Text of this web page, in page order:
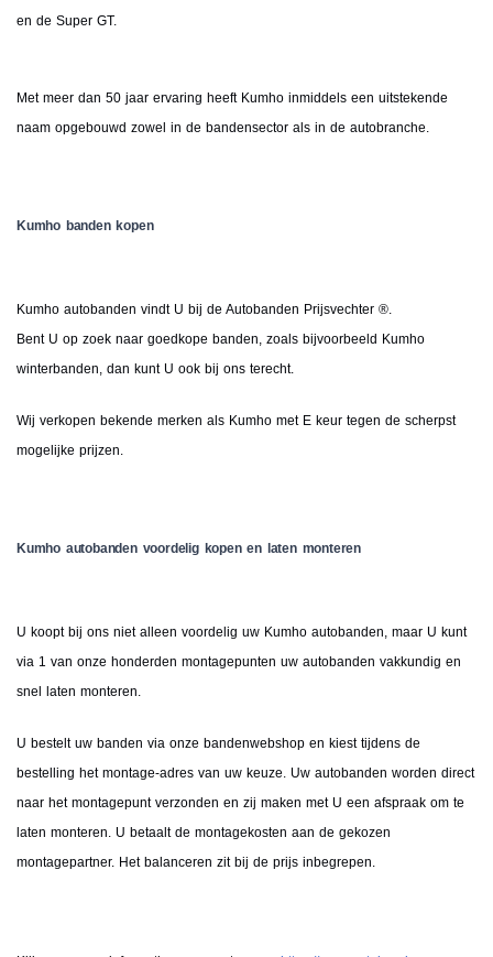
en de Super GT.
Met meer dan 50 jaar ervaring heeft Kumho inmiddels een uitstekende
naam opgebouwd zowel in de bandensector als in de autobranche.
Kumho banden kopen
Kumho autobanden vindt U bij de Autobanden Prijsvechter ®.
Bent U op zoek naar goedkope banden, zoals bijvoorbeeld Kumho
winterbanden, dan kunt U ook bij ons terecht.
Wij verkopen bekende merken als Kumho met E keur tegen de scherpst
mogelijke prijzen.
Kumho autobanden voordelig kopen en laten monteren
U koopt bij ons niet alleen voordelig uw Kumho autobanden, maar U kunt
via 1 van onze honderden montagepunten uw autobanden vakkundig en
snel laten monteren.
U bestelt uw banden via onze bandenwebshop en kiest tijdens de
bestelling het montage-adres van uw keuze. Uw autobanden worden direct
naar het montagepunt verzonden en zij maken met U een afspraak om te
laten monteren. U betaalt de montagekosten aan de gekozen
montagepartner. Het balanceren zit bij de prijs inbegrepen.